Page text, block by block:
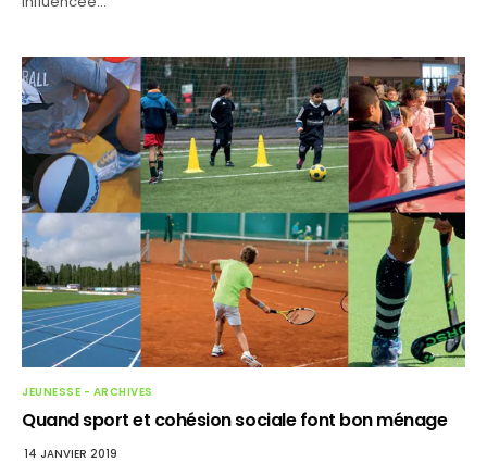
JEUNESSE - ARCHIVES
Quand sport et cohésion sociale font bon ménage
14 JANVIER 2019